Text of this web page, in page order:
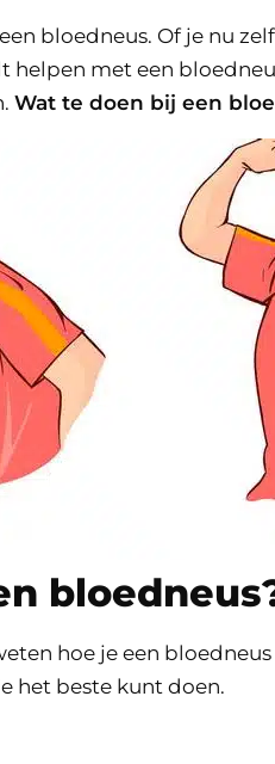
bloedneus. Of je nu
helpen met een
Wat te doen bij een
hoe je een
het beste kunt doen.